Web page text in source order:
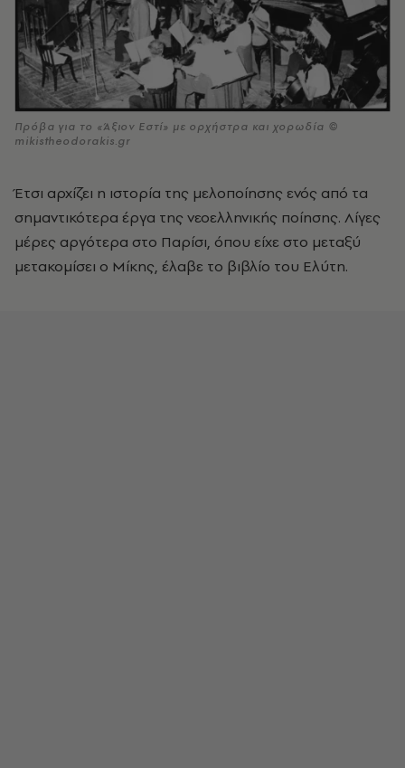
Πρόβα για το «Άξιον Εστί» με ορχήστρα και χορωδία ©
mikistheodorakis.gr
Έτσι αρχίζει η ιστορία της μελοποίησης ενός από τα
σημαντικότερα έργα της νεοελληνικής ποίησης. Λίγες
μέρες αργότερα στο Παρίσι, όπου είχε στο μεταξύ
μετακομίσει ο Μίκης, έλαβε το βιβλίο του Ελύτη.